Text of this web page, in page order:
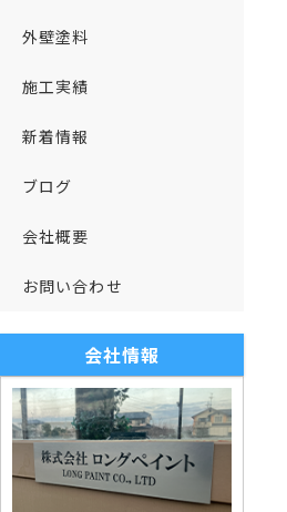
外壁塗料
施工実績
新着情報
ブログ
会社概要
お問い合わせ
会社情報